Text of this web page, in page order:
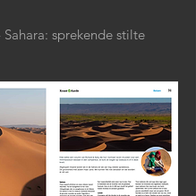
sprekende stilte